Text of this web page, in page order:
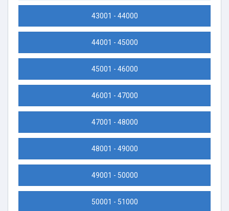
43001 - 44000
44001 - 45000
45001 - 46000
46001 - 47000
47001 - 48000
48001 - 49000
49001 - 50000
50001 - 51000